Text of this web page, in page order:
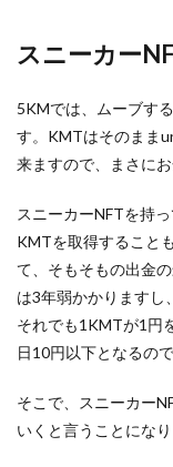
スニーカー
5KMでは、ムーブす
す。KMTはそのまま
来ますので、まさに
スニーカーNFTを持
KMTを取得すること
て、そもそもの出金
は3年弱かかりますし
それでも1KMTが1円
日10円以下となるの
そこで、スニーカー
いくと言うことになり